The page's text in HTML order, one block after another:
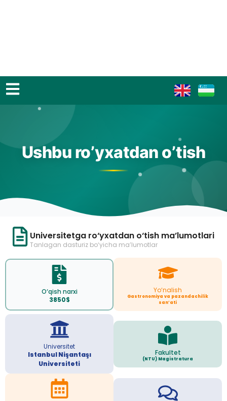
Ushbu ro’yxatdan o’tish
Universitetga ro‘yxatdan o‘tish ma’lumotlari
Tanlagan dasturiz bo‘yicha ma’lumotlar
O‘qish narxi
3850$
Yo‘nalish
Gastronomiya va pazandachilik
san’ati
Universitet
Istanbul Nişantaşı
Universiteti
Fakultet
(NTU) Magistratura